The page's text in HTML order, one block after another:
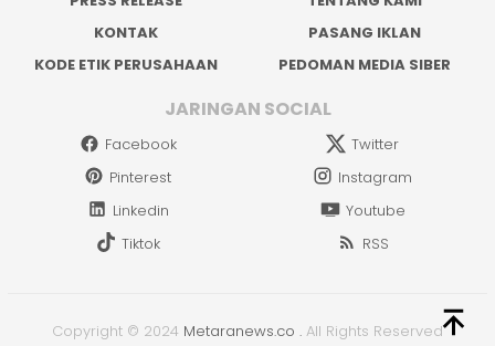
KONTAK
PASANG IKLAN
KODE ETIK PERUSAHAAN
PEDOMAN MEDIA SIBER
JARINGAN SOCIAL
Facebook
Twitter
Pinterest
Instagram
Linkedin
Youtube
Tiktok
RSS
Copyright © 2024 Metaranews.co . All Rights Reserved